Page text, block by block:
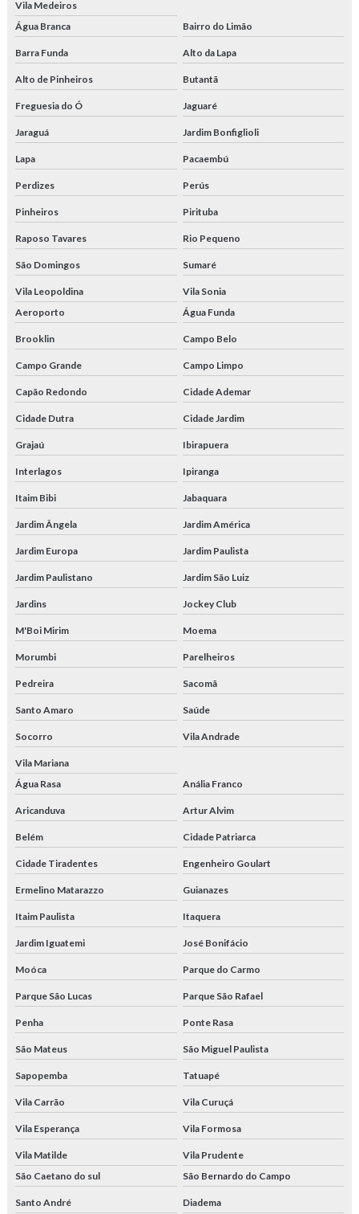
Tubo hidráulico trefilado
Tubo redondo trefilado
Tubo retangular trefilado
Tubo trefilado 1020
Tubo trefilado 1045
Tubo trefilado 2391
Tubo trefilado com costura
Tubo trefilado din 2391
Tubo trefilado preço
Tubo trefilado quadrado
Tubos de aço trefilados de precisão
Tubos para caldeira
Tubos para calor
Tubos hidráulicos alta pressão
Tubos para sistemas hidráulicos
Tubos trefilados aço
Tubos trefilados de aço carbono
Tubos para trocadores e calor
Vila Medeiros
Água Branca
Bairro do Limão
Barra Funda Alto da Lapa
Alto de Pinheiros Butantã
Freguesia do Ó Jaguaré
Jaraguá Jardim Bonfiglioli
Lapa Pacaembú
Perdizes Perús
Pinheiros Pirituba
Raposo Tavares Rio Pequeno
São Domingos Sumaré
Vila Leopoldina
Vila Sonia
Aeroporto
Água Funda
Brooklin Campo Belo
Campo Grande Campo Limpo
Capão Redondo Cidade Ademar
Cidade Dutra Cidade Jardim
Grajaú Ibirapuera
Interlagos Ipiranga
Itaim Bibi Jabaquara
Jardim Ângela Jardim América
Jardim Europa Jardim Paulista
Jardim Paulistano Jardim São Luiz
Jardins Jockey Club
M'Boi Mirim Moema
Morumbi Parelheiros
Pedreira Sacomã
Santo Amaro Saúde
Socorro Vila Andrade
Vila Mariana
Água Rasa
Anália Franco
Aricanduva Artur Alvim
Belém Cidade Patriarca
Cidade Tiradentes Engenheiro Goulart
Ermelino Matarazzo Guianazes
Itaim Paulista Itaquera
Jardim Iguatemi José Bonifácio
Moóca Parque do Carmo
Parque São Lucas Parque São Rafael
Penha Ponte Rasa
São Mateus São Miguel Paulista
Sapopemba Tatuapé
Vila Carrão Vila Curuçá
Vila Esperança Vila Formosa
Vila Matilde
Vila Prudente
São Caetano do sul
São Bernardo do Campo
Santo André Diadema